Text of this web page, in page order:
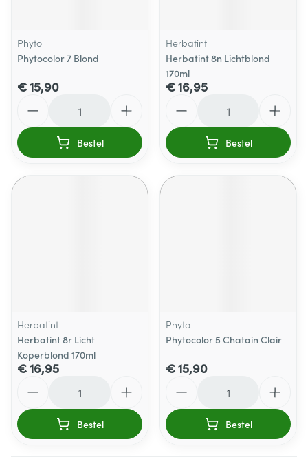
Phyto
Phytocolor 7 Blond
€ 15,90
Bestel
Herbatint
Herbatint 8n Lichtblond
170ml
€ 16,95
Bestel
Herbatint
Herbatint 8r Licht
Koperblond 170ml
€ 16,95
Bestel
Phyto
Phytocolor 5 Chatain Clair
€ 15,90
Bestel